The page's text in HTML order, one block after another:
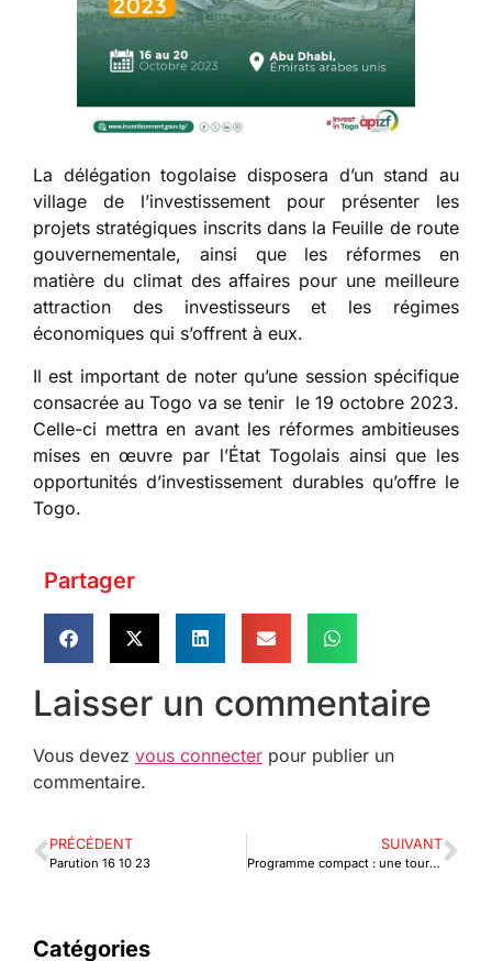
La délégation togolaise disposera d’un stand au
village de l’investissement pour présenter les
projets stratégiques inscrits dans la Feuille de route
gouvernementale, ainsi que les réformes en
matière du climat des affaires pour une meilleure
attraction des investisseurs et les régimes
économiques qui s’offrent à eux.
Il est important de noter qu’une session spécifique
consacrée au Togo va se tenir le 19 octobre 2023.
Celle-ci mettra en avant les réformes ambitieuses
mises en œuvre par l’État Togolais ainsi que les
opportunités d’investissement durables qu’offre le
Togo.
Partager
Laisser un commentaire
Vous devez vous connecter pour publier un
commentaire.
PRÉCÉDENT
Parution 16 10 23
SUIVANT
Programme compact : une tournée américaine pour valoriser le secteur des TIC au Togo
Catégories